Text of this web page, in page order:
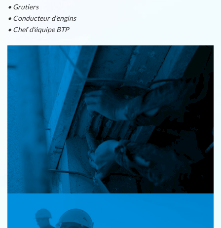
• Grutiers
• Conducteur d'engins
• Chef d'équipe BTP